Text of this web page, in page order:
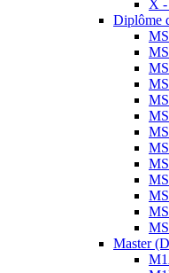
X -
Diplôme
Master